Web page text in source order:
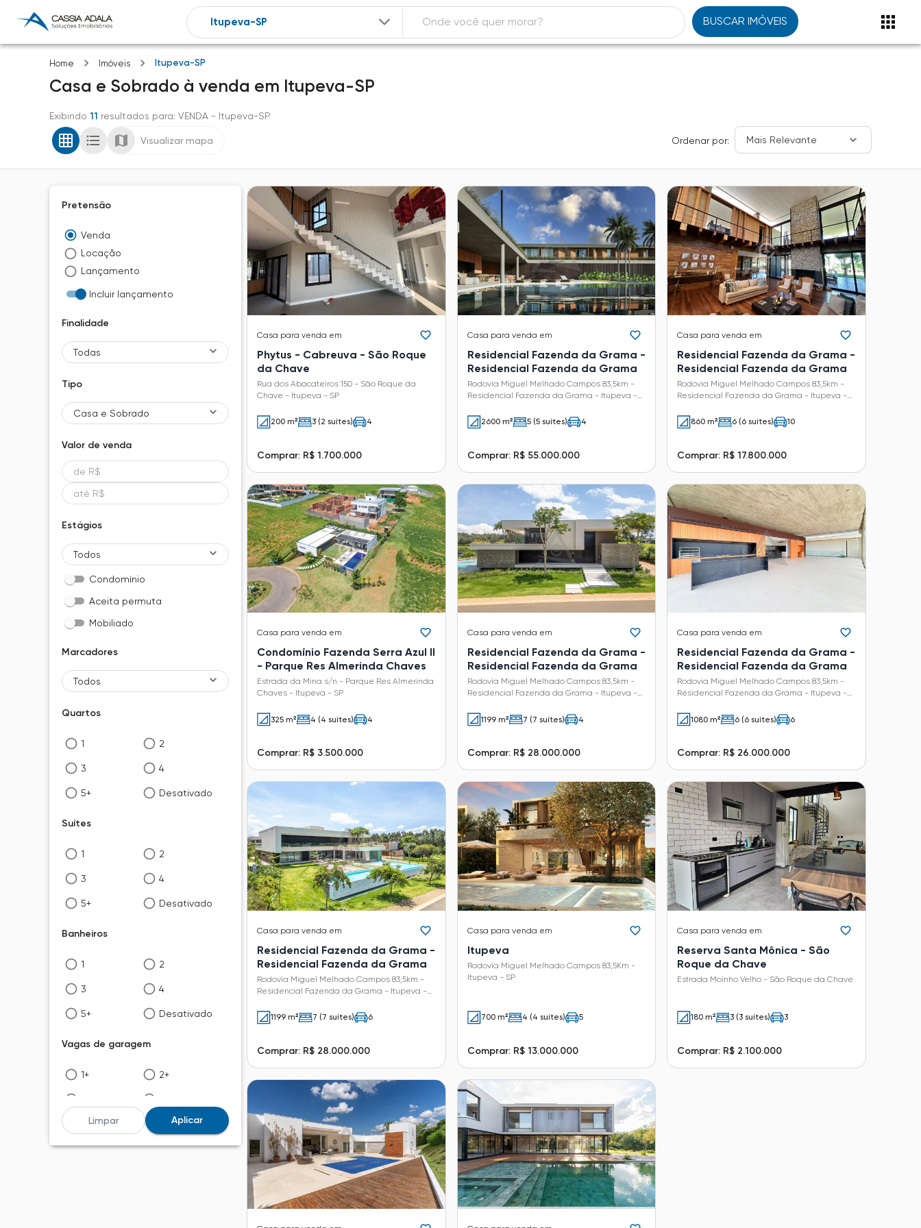
BUSCAR IMÓVEIS
Home Imóveis Itupeva-SP
Casa e Sobrado à venda em Itupeva-SP
Exibindo 11 resultados para: VENDA - Itupeva-SP
Visualizar mapa Ordenar por: Mais Relevante
Pretensão
Venda
Locação
Lançamento
Incluir lançamento
Finalidade
Todas
Tipo
Casa e Sobrado
Valor de venda
Estágios
Todos
Condomínio
Aceita permuta
Mobiliado
Marcadores
Todos
Quartos
1 2
3 4
5+ Desativado
Suítes
1 2
3 4
5+ Desativado
Banheiros
1 2
3 4
5+ Desativado
Vagas de garagem
1+ 2+
5+ Desativado
Limpar Aplicar
Casa para venda em
Phytus - Cabreuva - São Roque
da Chave
Rua dos Abacateiros 150 - São Roque da
Chave - Itupeva - SP
200 m² 3 (2 suítes) 4
Comprar: R$ 1.700.000
Casa para venda em
Residencial Fazenda da Grama -
Residencial Fazenda da Grama
Rodovia Miguel Melhado Campos 83,5km -
Residencial Fazenda da Grama - Itupeva -
2600 m²
5 (5 suítes) 4
Comprar: R$ 55.000.000
Casa para venda em
Residencial Fazenda da Grama -
Residencial Fazenda da Grama
Rodovia Miguel Melhado Campos 83,5km -
Residencial Fazenda da Grama - Itupeva -
860 m²
6 (6 suítes) 10
Comprar: R$ 17.800.000
Casa para venda em
Condomínio Fazenda Serra Azul II
- Parque Res Almerinda Chaves
Estrada da Mina s/n - Parque Res Almerinda
Chaves - Itupeva - SP
325 m² 4 (4 suítes) 4
Comprar: R$ 3.500.000
Casa para venda em
Residencial Fazenda da Grama -
Residencial Fazenda da Grama
Rodovia Miguel Melhado Campos 83,5km -
Residencial Fazenda da Grama - Itupeva -
1199 m²
7 (7 suítes) 4
Comprar: R$ 28.000.000
Casa para venda em
Residencial Fazenda da Grama -
Residencial Fazenda da Grama
Rodovia Miguel Melhado Campos 83,5km -
Residencial Fazenda da Grama - Itupeva -
1080 m²
6 (6 suítes) 6
Comprar: R$ 26.000.000
Casa para venda em
Residencial Fazenda da Grama -
Residencial Fazenda da Grama
Rodovia Miguel Melhado Campos 83,5km -
Residencial Fazenda da Grama - Itupeva -
1199 m²
7 (7 suítes) 6
Comprar: R$ 28.000.000
Casa para venda em
Itupeva
Rodovia Miguel Melhado Campos 83,5Km -
Itupeva - SP
700 m² 4 (4 suítes) 5
Comprar: R$ 13.000.000
Casa para venda em
Reserva Santa Mônica - São
Roque da Chave
Estrada Moinho Velho - São Roque da Chave
180 m² 3 (3 suítes) 3
Comprar: R$ 2.100.000